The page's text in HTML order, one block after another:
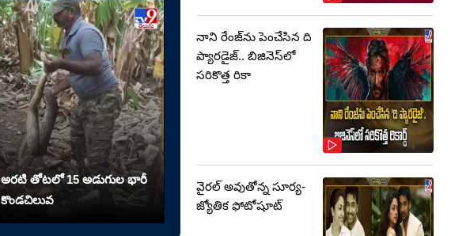
అరటి తోటలో 15 అడుగుల భారీ
కొండచిలువ
నాని రేంజ్‌ను పెంచేసిన ది
ప్యారడైజ్.. బిజినెస్‌లో
సరికొత్త రికా
వైరల్ అవుతోన్న సూర్య-
జ్యోతిక ఫోటోషూట్